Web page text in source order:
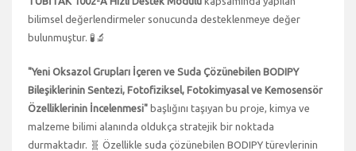
bilimsel değerlendirmeler sonucunda desteklenmeye değer
bulunmuştur. 🧪🔬
"Yeni Oksazol Grupları İçeren ve Suda Çözünebilen BODIPY
Bileşiklerinin Sentezi, Fotofiziksel, Fotokimyasal ve Kemosensör
Özelliklerinin İncelenmesi" başlığını taşıyan bu proje, kimya ve
malzeme bilimi alanında oldukça stratejik bir noktada
durmaktadır. 🧬 Özellikle suda çözünebilen BODIPY türevlerinin